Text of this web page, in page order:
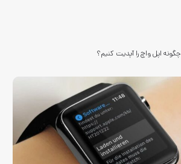
چگونه اپل واچ را آپدیت کنیم؟